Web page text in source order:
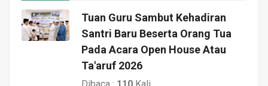
Tuan Guru Sambut Kehadiran
Santri Baru Beserta Orang Tua
Pada Acara Open House Atau
Ta'aruf 2026